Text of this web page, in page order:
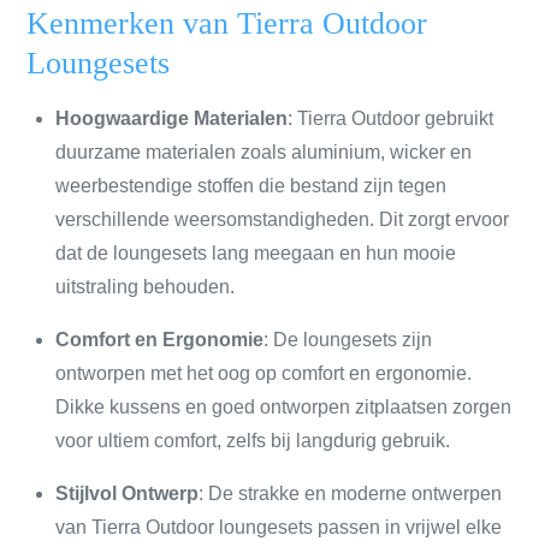
Kenmerken van Tierra Outdoor
Loungesets
Hoogwaardige Materialen: Tierra Outdoor gebruikt
duurzame materialen zoals aluminium, wicker en
weerbestendige stoffen die bestand zijn tegen
verschillende weersomstandigheden. Dit zorgt ervoor
dat de loungesets lang meegaan en hun mooie
uitstraling behouden.
Comfort en Ergonomie: De loungesets zijn
ontworpen met het oog op comfort en ergonomie.
Dikke kussens en goed ontworpen zitplaatsen zorgen
voor ultiem comfort, zelfs bij langdurig gebruik.
Stijlvol Ontwerp: De strakke en moderne ontwerpen
van Tierra Outdoor loungesets passen in vrijwel elke